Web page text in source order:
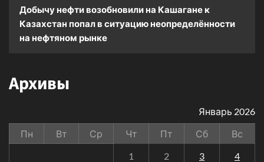
Добычу нефти возобновили на Кашагане к
Казахстан попал в ситуацию неопределённости
на нефтяном рынке
Архивы
Январь 2026
Пн
Вт Ср Чт Пт Сб
Вс
1
2 3 4